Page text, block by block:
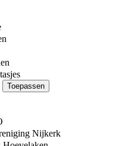
Toepassen
Nijkerk